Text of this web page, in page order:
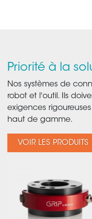
Priorité à la
Nos systèmes de
robot et l'outil. Ils
exigences
haut de gamme.
VOIR LES PRODUITS